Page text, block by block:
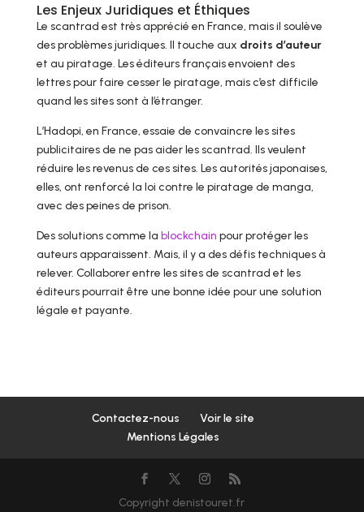
Les Enjeux Juridiques et Éthiques
Le scantrad est très apprécié en France, mais il soulève
des problèmes juridiques. Il touche aux droits d’auteur
et au piratage. Les éditeurs français envoient des
lettres pour faire cesser le piratage, mais c’est difficile
quand les sites sont à l’étranger.
L’Hadopi, en France, essaie de convaincre les sites
publicitaires de ne pas aider les scantrad. Ils veulent
réduire les revenus de ces sites. Les autorités japonaises,
elles, ont renforcé la loi contre le piratage de manga,
avec des peines de prison.
Des solutions comme la blockchain pour protéger les
auteurs apparaissent. Mais, il y a des défis techniques à
relever. Collaborer entre les sites de scantrad et les
éditeurs pourrait être une bonne idée pour une solution
légale et payante.
Contactez-nous
Voir le site
Mentions Légales
Copyright denistouret.fr